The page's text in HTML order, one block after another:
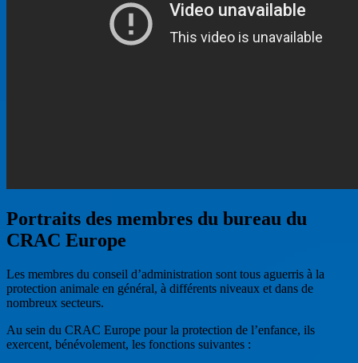
Portraits des membres du bureau du
CRAC Europe
Les membres du conseil d’administration sont tous aguerris à la
protection animale en général, à différents niveaux et dans de
nombreux secteurs.
Au sein du CRAC Europe pour la protection de l’enfance, ils
exercent, bénévolement, les fonctions suivantes :